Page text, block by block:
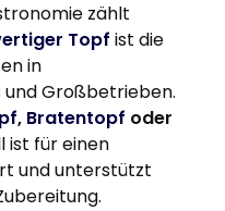
zählt
Topf ist die
in
und Großbetrieben.
, Bratentopf oder
ist für einen
und unterstützt